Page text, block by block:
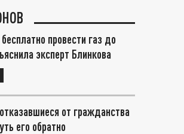
провести газ до
эксперт Блинкова
от гражданства
его обратно